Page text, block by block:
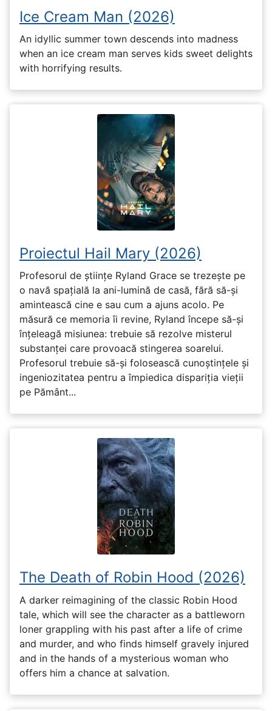
Ice Cream Man (2026)
An idyllic summer town descends into madness
when an ice cream man serves kids sweet delights
with horrifying results.
Proiectul Hail Mary (2026)
Profesorul de științe Ryland Grace se trezește pe
o navă spațială la ani-lumină de casă, fără să-și
amintească cine e sau cum a ajuns acolo. Pe
măsură ce memoria îi revine, Ryland începe să-și
înțeleagă misiunea: trebuie să rezolve misterul
substanței care provoacă stingerea soarelui.
Profesorul trebuie să-și folosească cunoștințele și
ingeniozitatea pentru a împiedica dispariția vieții
pe Pământ...
The Death of Robin Hood (2026)
A darker reimagining of the classic Robin Hood
tale, which will see the character as a battleworn
loner grappling with his past after a life of crime
and murder, and who finds himself gravely injured
and in the hands of a mysterious woman who
offers him a chance at salvation.